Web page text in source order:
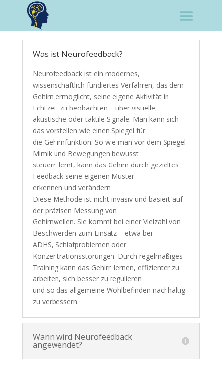
Was ist Neurofeedback?
Neurofeedback ist ein modernes,
wissenschaftlich fundiertes Verfahren, das dem
Gehirn ermöglicht, seine eigene Aktivität in
Echtzeit zu beobachten – über visuelle,
akustische oder taktile Signale. Man kann sich
das vorstellen wie einen Spiegel für
die Gehirnfunktion: So wie man vor dem Spiegel
Mimik und Bewegungen bewusst
steuern lernt, kann das Gehirn durch gezieltes
Feedback seine eigenen Muster
erkennen und verändern.
Diese Methode ist nicht-invasiv und basiert auf
der präzisen Messung von
Gehirnwellen. Sie kommt bei einer Vielzahl von
Beschwerden zum Einsatz – etwa bei
ADHS, Schlafproblemen oder
Konzentrationsstörungen. Durch regelmäßiges
Training kann das Gehirn lernen, effizienter zu
arbeiten, sich besser zu regulieren
und so das allgemeine Wohlbefinden nachhaltig
zu verbessern.
Wann wird Neurofeedback
angewendet?